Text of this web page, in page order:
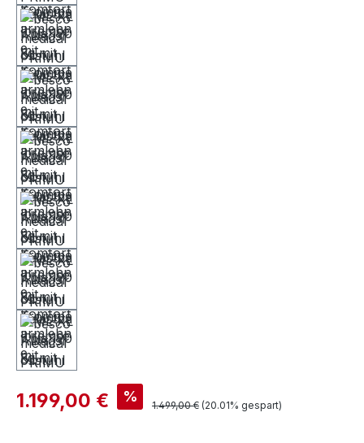
1.199,00 € %
1.499,00 € (20.01% gespart)